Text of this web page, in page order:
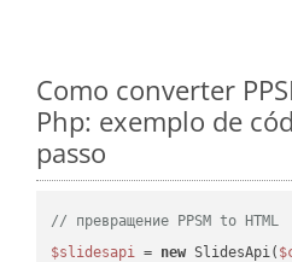
Como converter
Php: exemplo de
passo
// превращение PPSM to HTML
$slidesapi = new SlidesApi(